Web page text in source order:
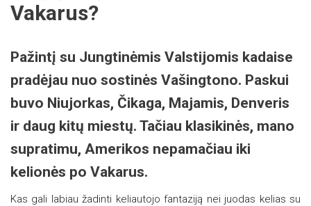
Vakarus?
Pažintį su Jungtinėmis Valstijomis kadaise
pradėjau nuo sostinės Vašingtono. Paskui
buvo Niujorkas, Čikaga, Majamis, Denveris
ir daug kitų miestų. Tačiau klasikinės, mano
supratimu, Amerikos nepamačiau iki
kelionės po Vakarus.
Kas gali labiau žadinti keliautojo fantaziją nei juodas kelias su